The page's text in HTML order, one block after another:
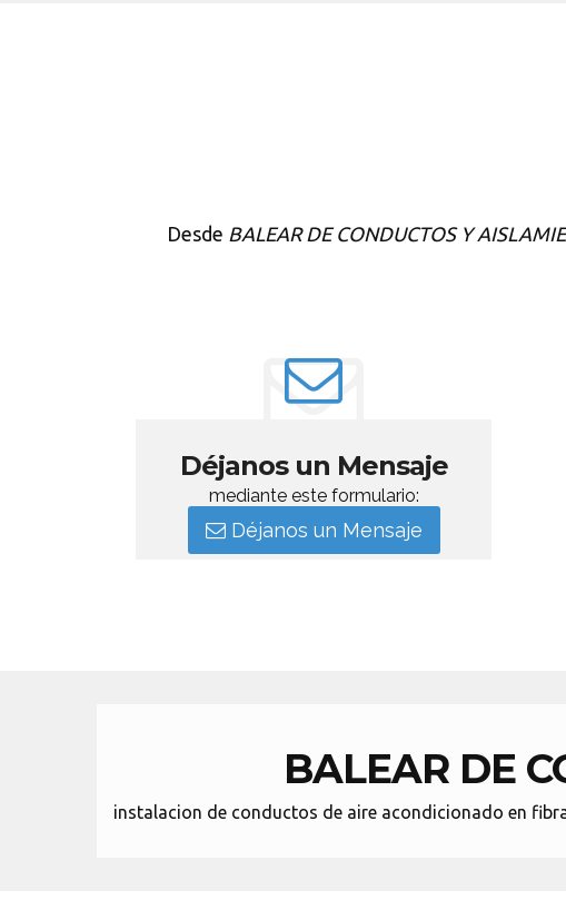
Desde BALEAR DE CONDUCTOS Y
Déjanos un Mensaje
mediante este formulario:
Déjanos un Mensaje
BALEAR DE
instalacion de conductos de aire acondicionado en